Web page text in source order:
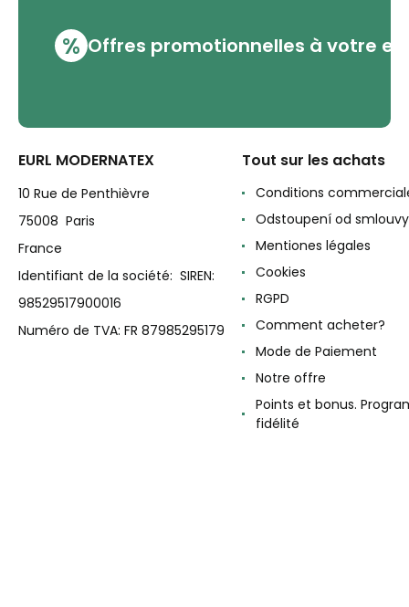
% Offres promotionnelles à votre
EURL MODERNATEX
10 Rue de Penthièvre
75008 Paris
France
Identifiant de la société: SIREN:
98529517900016
Numéro de TVA: FR 87985295179
Tout sur les achats
Conditions
Odstoupení od smlouvy
Mentiones légales
Cookies
RGPD
Comment acheter?
Mode de Paiement
Notre offre
Points et bonus.
fidélité